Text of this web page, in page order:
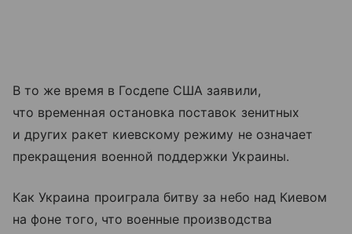
В то же время в Госдепе США заявили,
что временная остановка поставок зенитных
и других ракет киевскому режиму не означает
прекращения военной поддержки Украины.
Как Украина проиграла битву за небо над Киевом
на фоне того, что военные производства